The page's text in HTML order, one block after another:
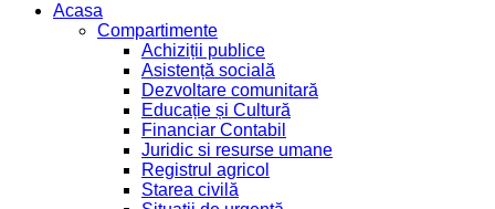
Acasa
Compartimente
Achiziții publice
Asistență socială
Dezvoltare comunitară
Educație și Cultură
Financiar Contabil
Juridic si resurse umane
Registrul agricol
Starea civilă